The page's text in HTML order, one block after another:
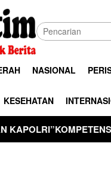
NASIONAL
KESEHATAN
ABSOLUT